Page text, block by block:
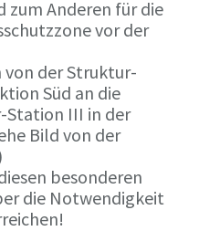
zum Anderen für die
vor der
von der Struktur-
Süd an die
Station III in der
Bild von der
besonderen
die Notwendigkeit